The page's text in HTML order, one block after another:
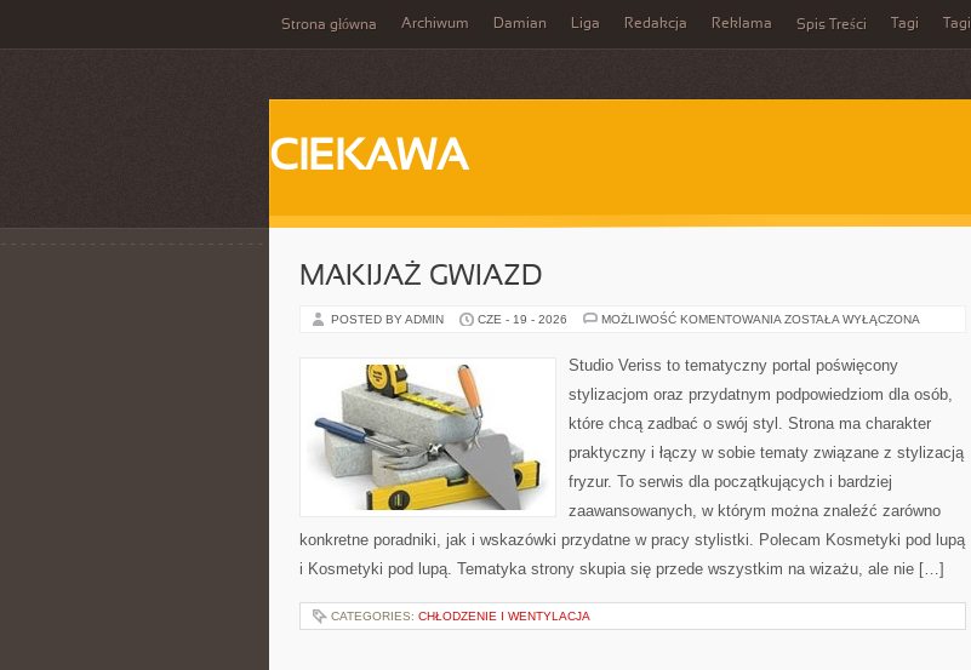
Strona główna Archiwum Damian Liga Redakcja Reklama Spis Treści Tagi Tagi
CIEKAWA
MAKIJAŻ GWIAZD
POSTED BY ADMIN CZE - 19 - 2026 MOŻLIWOŚĆ KOMENTOWANIA MAKIJAŻ
ZOSTAŁA WYŁĄCZONA
Studio Veriss to tematyczny portal poświęcony
stylizacjom oraz przydatnym podpowiedziom dla osób,
które chcą zadbać o swój styl. Strona ma charakter
praktyczny i łączy w sobie tematy związane z stylizacją
fryzur. To serwis dla początkujących i bardziej
zaawansowanych, w którym można znaleźć zarówno
konkretne poradniki, jak i wskazówki przydatne w pracy stylistki. Polecam Kosmetyki pod lupą
i Kosmetyki pod lupą. Tematyka strony skupia się przede wszystkim na wizażu, ale nie […]
CATEGORIES: CHŁODZENIE I WENTYLACJA